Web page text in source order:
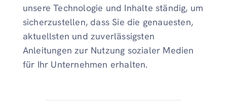
unsere Technologie und Inhalte ständig, um
sicherzustellen, dass Sie die genauesten,
aktuellsten und zuverlässigsten
Anleitungen zur Nutzung sozialer Medien
für Ihr Unternehmen erhalten.